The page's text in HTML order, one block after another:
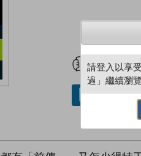
借閱實
請登入以享
過」繼續瀏覽